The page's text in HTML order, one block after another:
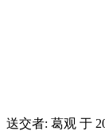
送交者: 葛观 于